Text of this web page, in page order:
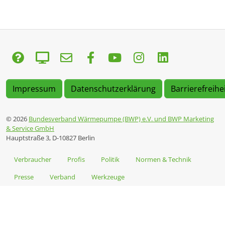
Impressum Datenschutzerklärung
© 2026 Bundesverband Wärmepumpe (BWP) e.V. und BWP Marketing
& Service GmbH
Hauptstraße 3, D-10827 Berlin
Verbraucher Profis Politik
Normen & Technik
Presse
Verband Werkzeuge